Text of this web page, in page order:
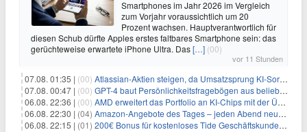
Smartphones im Jahr 2026 im Vergleich
zum Vorjahr voraussichtlich um 20
Prozent wachsen. Hauptverantwortlich für
diesen Schub dürfte Apples erstes faltbares Smartphone sein: das
gerüchteweise erwartete iPhone Ultra. Das[…] (00)
vor 11 Stunden
07.08. 01:35 | (00) Atlassian-Aktien steigen, da Umsatzsprung KI-Sorgen dämpft
07.08. 00:47 | (00) GPT-4 baut Persönlichkeitsfragebögen aus beliebigen Texten und sagt Antworten voraus
06.08. 22:36 | (00) AMD erweitert das Portfolio an KI-Chips mit der Übernahme von Taalas
06.08. 22:30 | (04) Amazon-Angebote des Tages – jeden Abend neue Deals zum Stöbern
06.08. 22:15 | (01) 200€ Bonus für kostenloses Tide Geschäftskundenkonto